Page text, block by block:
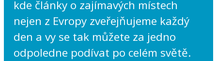
kde články o zajímavých místech
nejen z Evropy zveřejňujeme každý
den a vy se tak můžete za jedno
odpoledne podívat po celém světě.